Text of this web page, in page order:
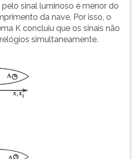
sinal luminoso é menor do
da nave. Por isso, o
K concluiu que os sinais não
simultaneamente.